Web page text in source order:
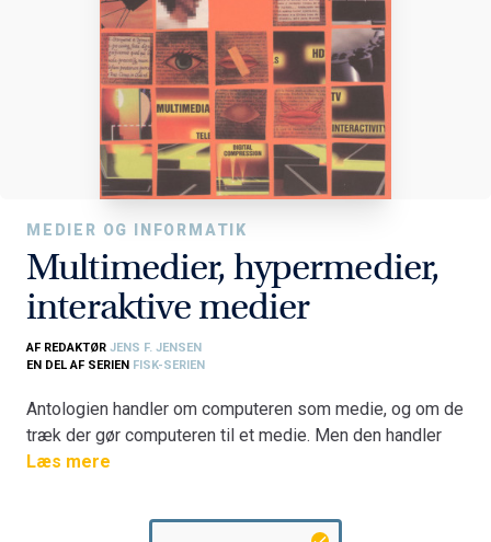
MEDIER OG INFORMATIK
Multimedier, hypermedier,
interaktive medier
AF REDAKTØR JENS F. JENSEN
EN DEL AF SERIEN FISK-SERIEN
Antologien handler om computeren som medie, og om de
træk der gør computeren til et medie. Men den handler
først og fremmest om de træk, der gør computeren til et
karakter af multimedie, hypermedie og interaktivt medie.
Læs mere